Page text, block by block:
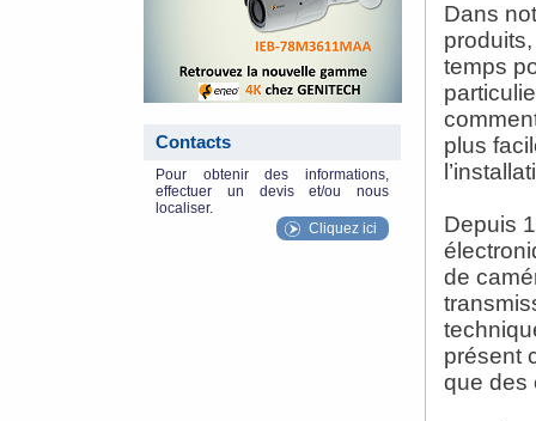
Contacts
Pour obtenir des informations,
effectuer un devis et/ou nous
localiser.
Cliquez ici
Dans
temps
plus
Depuis
de
présent
que des